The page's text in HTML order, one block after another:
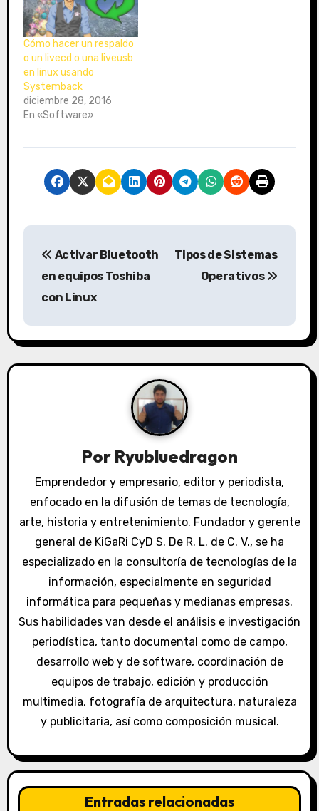
Cómo hacer un respaldo
o un livecd o una liveusb
en linux usando
Systemback
diciembre 28, 2016
En «Software»
N
e
g
ó
n
d
e
e
n
a
a
s
Activar Bluetooth
en equipos Toshiba
con Linux
Tipos de Sistemas
Operativos
Por Ryubluedragon
Emprendedor y empresario, editor y periodista,
enfocado en la difusión de temas de tecnología,
arte, historia y entretenimiento. Fundador y gerente
general de KiGaRi CyD S. De R. L. de C. V., se ha
especializado en la consultoría de tecnologías de la
información, especialmente en seguridad
informática para pequeñas y medianas empresas.
Sus habilidades van desde el análisis e investigación
periodística, tanto documental como de campo,
desarrollo web y de software, coordinación de
equipos de trabajo, edición y producción
multimedia, fotografía de arquitectura, naturaleza
y publicitaria, así como composición musical.
Entradas relacionadas